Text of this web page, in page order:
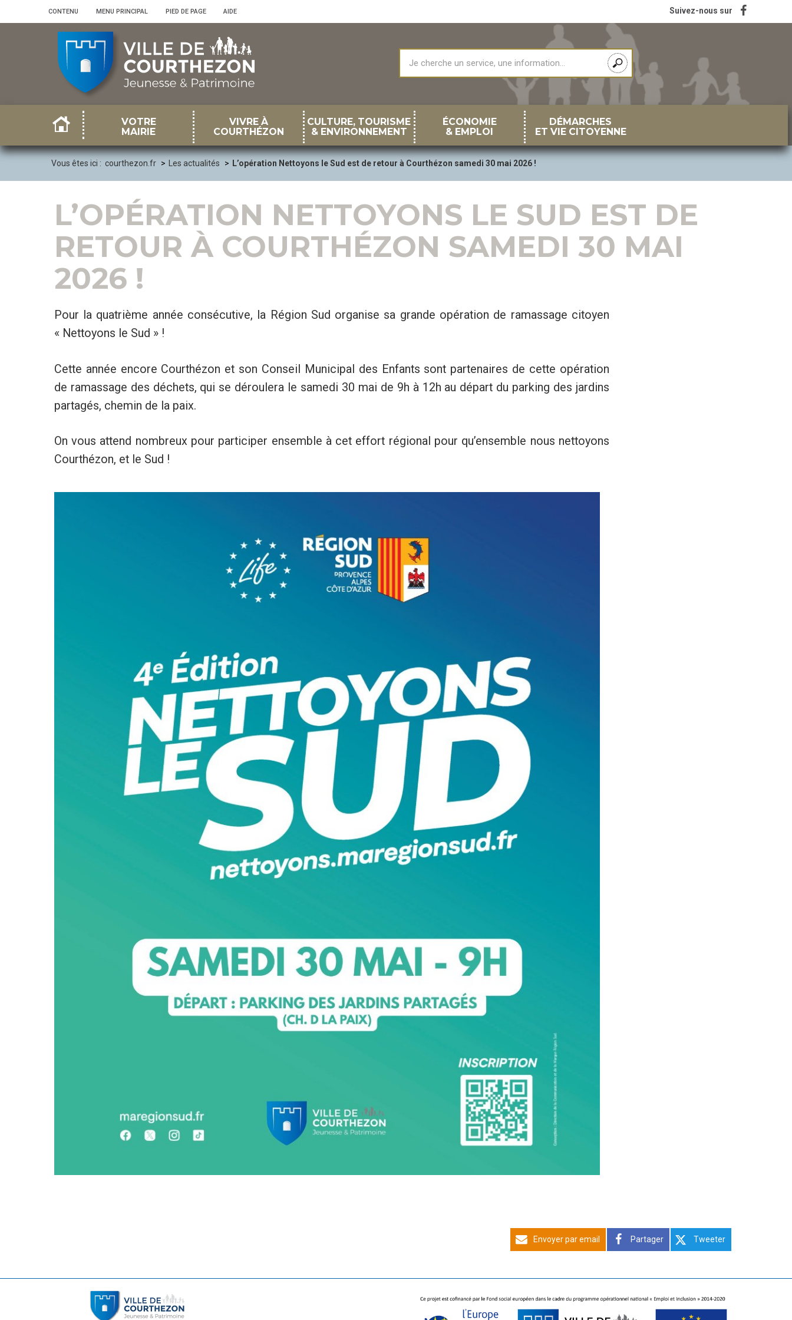
CONTENU MENU PRINCIPAL PIED DE PAGE AIDE
VOTRE
MAIRIE
VIVRE À
COURTHÉZON
CULTURE, TOURISME
& ENVIRONNEMENT
ÉCONOMIE
& EMPLOI
DÉMARCHES
ET VIE CITOYENNE
Suivez-nous sur
Vous êtes ici : courthezon.fr Les actualités L’opération Nettoyons le Sud est de retour à Courthézon samedi 30 mai 2026 !
L’OPÉRATION NETTOYONS LE SUD EST DE
RETOUR À COURTHÉZON SAMEDI 30 MAI
2026 !
Pour la quatrième année consécutive, la Région Sud organise sa grande opération de ramassage citoyen
« Nettoyons le Sud » !
Cette année encore Courthézon et son Conseil Municipal des Enfants sont partenaires de cette opération
de ramassage des déchets, qui se déroulera le samedi 30 mai de 9h à 12h au départ du parking des jardins
partagés, chemin de la paix.
On vous attend nombreux pour participer ensemble à cet effort régional pour qu’ensemble nous nettoyons
Courthézon, et le Sud !
Envoyer par email Partager Tweeter